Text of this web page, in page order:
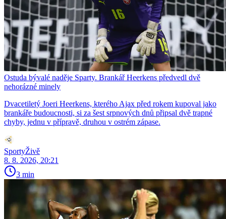
Ostuda bývalé naděje Sparty. Brankář Heerkens předvedl dvě
nehorázné minely
Dvacetiletý Joeri Heerkens, kterého Ajax před rokem kupoval jako
brankáře budoucnosti, si za šest srpnových dnů připsal dvě trapné
chyby, jednu v přípravě, druhou v ostrém zápase.
SportyŽivě
8. 8. 2026, 20:21
3 min